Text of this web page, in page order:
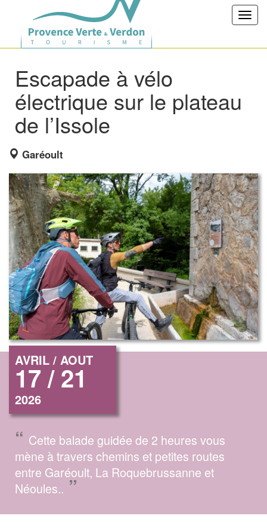
Escapade à vélo
électrique sur le plateau
de l’Issole
Garéoult
AVRIL / AOUT
17 / 21
2026
“ Cette balade guidée de 2 heures vous
mène à travers chemins et petites routes
entre Garéoult, La Roquebrussanne et
Néoules.. ”